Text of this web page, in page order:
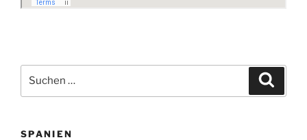
nach:
SPANIEN